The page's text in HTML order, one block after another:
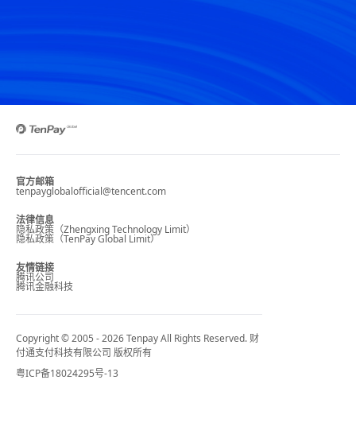
官方邮箱
tenpayglobalofficial@tencent.com
法律信息
隐私政策（Zhengxing Technology Limit）
隐私政策（TenPay Global Limit）
友情链接
腾讯公司
腾讯金融科技
Copyright © 2005 - 2026 Tenpay All Rights Reserved. 财
付通支付科技有限公司 版权所有
粤ICP备18024295号-13